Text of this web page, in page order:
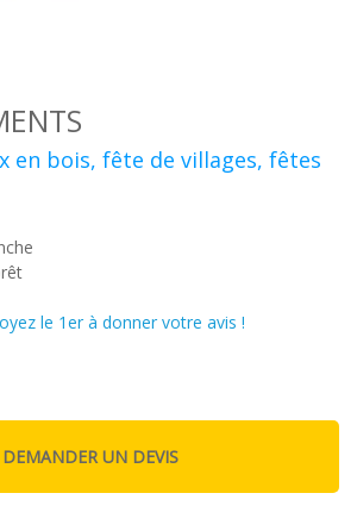
en bois, fête de villages, fêtes
le 1er à donner votre avis !